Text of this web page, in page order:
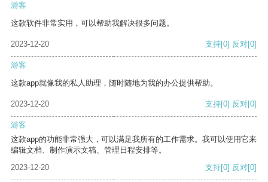
游客
这款软件非常实用，可以帮助我解决很多问题。
2023-12-20 支持[0] 反对[0]
游客
这款app就像我的私人助理，随时随地为我的办公提供帮助。
2023-12-20 支持[0] 反对[0]
游客
这款app的功能非常强大，可以满足我所有的工作需求。我可以使用它来
编辑文档、制作演示文稿、管理日程安排等。
2023-12-20
支持[0] 反对[0]